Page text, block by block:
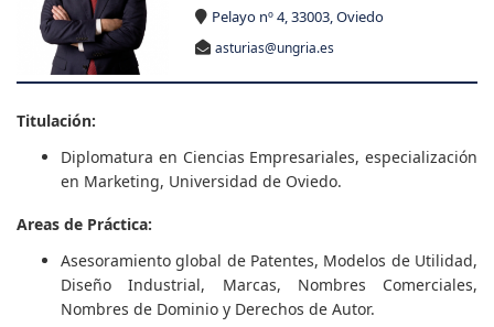
Pelayo nº 4, 33003, Oviedo
asturias@ungria.es
Titulación:
Diplomatura en Ciencias Empresariales, especialización
en Marketing, Universidad de Oviedo.
Areas de Práctica:
Asesoramiento global de Patentes, Modelos de Utilidad,
Diseño Industrial, Marcas, Nombres Comerciales,
Nombres de Dominio y Derechos de Autor.